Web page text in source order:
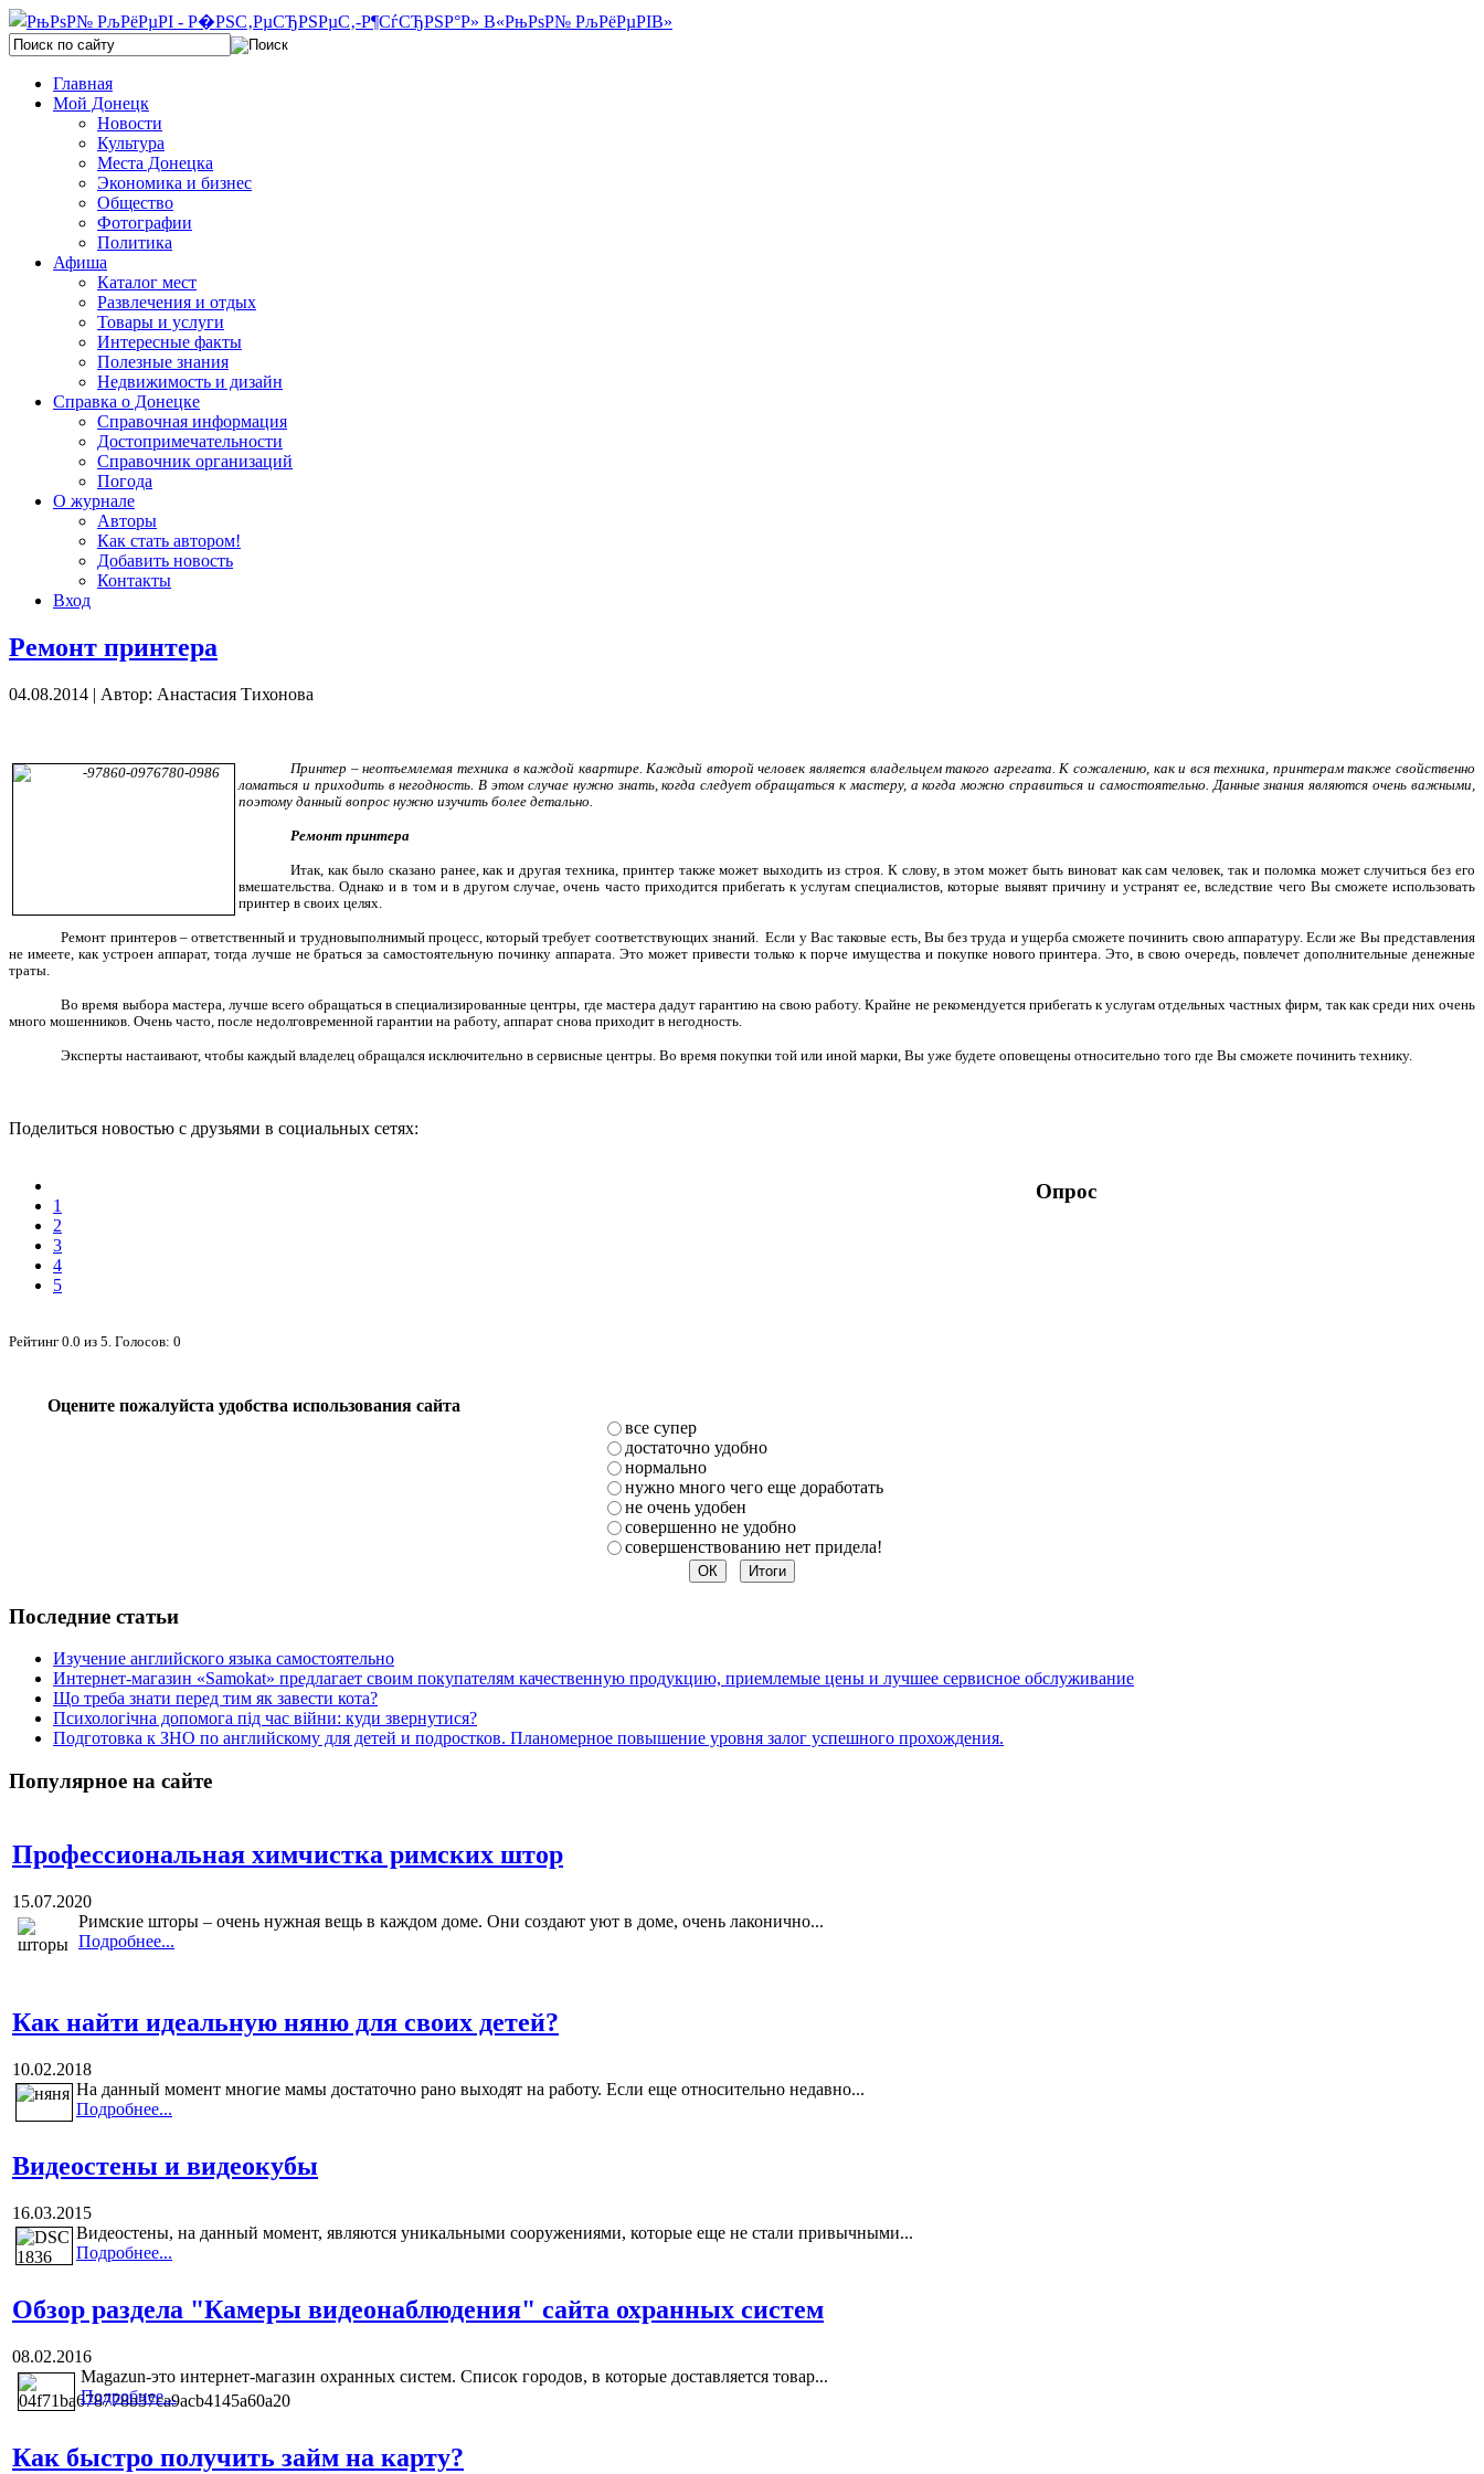
Главная
Мой Донецк
Новости
Культура
Места Донецка
Экономика и бизнес
Общество
Фотографии
Политика
Афиша
Каталог мест
Развлечения и отдых
Товары и услуги
Интересные факты
Полезные знания
Недвижимость и дизайн
Справка о Донецке
Справочная информация
Достопримечательности
Справочник организаций
Погода
О журнале
Авторы
Как стать автором!
Добавить новость
Контакты
Вход
Ремонт принтера
04.08.2014 | Автор: Анастасия Тихонова
Принтер – неотъемлемая техника в каждой квартире. Каждый второй человек является владельцем такого агрегата. К сожалению, как и вся техника, принтерам также свойственно
ломаться и приходить в негодность. В этом случае нужно знать, когда следует обращаться к мастеру, а когда можно справиться и самостоятельно. Данные знания являются очень важными,
поэтому данный вопрос нужно изучить более детально.
Ремонт принтера
Итак, как было сказано ранее, как и другая техника, принтер также может выходить из строя. К слову, в этом может быть виноват как сам человек, так и поломка может случиться без его
вмешательства. Однако и в том и в другом случае, очень часто приходится прибегать к услугам специалистов, которые выявят причину и устранят ее, вследствие чего Вы сможете использовать
принтер в своих целях.
Ремонт принтеров – ответственный и трудновыполнимый процесс, который требует соответствующих знаний.
Если у Вас таковые есть, Вы без труда и ущерба сможете починить свою аппаратуру. Если же Вы представления
не имеете, как устроен аппарат, тогда лучше не браться за самостоятельную починку аппарата. Это может привести только к порче имущества и покупке нового принтера. Это, в свою очередь, повлечет дополнительные денежные
траты.
Во время выбора мастера, лучше всего обращаться в специализированные центры, где мастера дадут гарантию на свою работу. Крайне не рекомендуется прибегать к услугам отдельных частных фирм, так как среди них очень
много мошенников. Очень часто, после недолговременной гарантии на работу, аппарат снова приходит в негодность.
Эксперты настаивают, чтобы каждый владелец обращался исключительно в сервисные центры. Во время покупки той или иной марки, Вы уже будете оповещены относительно того где Вы сможете починить технику.
Поделиться новостью с друзьями в социальных сетях:
1
2
3
4
5
Рейтинг 0.0 из 5 . Голосов: 0
Опрос
Оцените пожалуйста удобства использования сайта
все супер
достаточно удобно
нормально
нужно много чего еще доработать
не очень удобен
совершенно не удобно
совершенствованию нет придела!
Последние статьи
Изучение английского языка самостоятельно
Интернет-магазин «Samokat» предлагает своим покупателям качественную продукцию, приемлемые цены и лучшее сервисное обслуживание
Що треба знати перед тим як завести кота?
Психологічна допомога під час війни: куди звернутися?
Подготовка к ЗНО по английскому для детей и подростков. Планомерное повышение уровня залог успешного прохождения.
Популярное на сайте
Профессиональная химчистка римских штор
15.07.2020
Римские шторы – очень нужная вещь в каждом доме. Они создают уют в доме, очень лаконично...
Подробнее...
Как найти идеальную няню для своих детей?
10.02.2018
На данный момент многие мамы достаточно рано выходят на работу. Если еще относительно недавно...
Подробнее...
Видеостены и видеокубы
16.03.2015
Видеостены, на данный момент, являются уникальными сооружениями, которые еще не стали привычными...
Подробнее...
Обзор раздела "Камеры видеонаблюдения" сайта охранных систем
08.02.2016
Magazun-это интернет-магазин охранных систем. Список городов, в которые доставляется товар...
Подробнее...
Как быстро получить займ на карту?